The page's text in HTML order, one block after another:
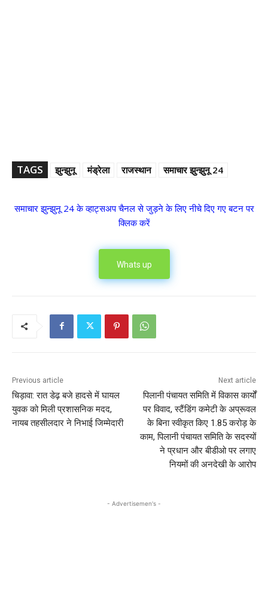
TAGS झुन्झुनू मंड्रेला राजस्थान समाचार झुन्झुनू 24
समाचार झुन्झुनू 24 के व्हाट्सअप चैनल से जुड़ने के लिए नीचे दिए गए बटन पर
क्लिक करें
Whats up
Previous article
चिड़ावा: रात डेढ़ बजे हादसे में घायल
युवक को मिली प्रशासनिक मदद,
नायब तहसीलदार ने निभाई जिम्मेदारी
Next article
पिलानी पंचायत समिति में विकास कार्यों
पर विवाद, स्टैंडिंग कमेटी के अप्रूवल
के बिना स्वीकृत किए 1.85 करोड़ के
काम, पिलानी पंचायत समिति के सदस्यों
ने प्रधान और बीडीओ पर लगाए
नियमों की अनदेखी के आरोप
- Advertisemen's -